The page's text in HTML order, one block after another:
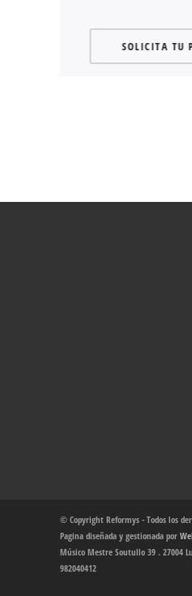
SOLICITA TU
© Copyright Reformys - Todos los
Pagina diseñada y gestionada por
Músico Mestre Soutullo 39 . 27004
982040412